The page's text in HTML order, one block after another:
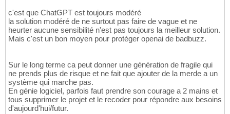
c'est que ChatGPT est toujours modéré
la solution modéré de ne surtout pas faire de vague et ne
heurter aucune sensibilité n'est pas toujours la meilleur solution.
Mais c'est un bon moyen pour protéger openai de badbuzz.
Sur le long terme ca peut donner une génération de fragile qui
ne prends plus de risque et ne fait que ajouter de la merde a un
système qui marche pas.
En génie logiciel, parfois faut prendre son courage a 2 mains et
tous supprimer le projet et le recoder pour répondre aux besoins
d'aujourd'hui/futur.